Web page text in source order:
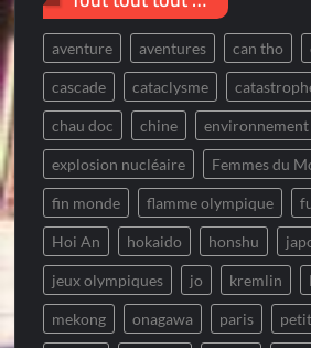
aventure aventures can tho
cascade cataclysme
chau doc chine environnement
explosion nucléaire Femmes du
fin monde flamme olympique
Hoi An hokaido honshu
jeux olympiques jo kremlin
mekong onagawa paris